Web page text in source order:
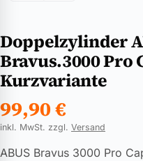
Doppelzylinder
Bravus.3000 Pro
Kurzvariante
99,90€
inkl. MwSt. zzgl. Versand
ABUS Bravus 3000 Pro